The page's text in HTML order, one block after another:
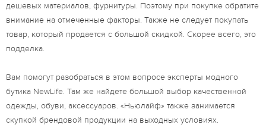
дешевых материалов, фурнитуры. Поэтому при покупке обратите
внимание на отмеченные факторы. Также не следует покупать
товар, который продается с большой скидкой. Скорее всего, это
подделка.
Вам помогут разобраться в этом вопросе эксперты модного
бутика NewLife. Там же найдете большой выбор качественной
одежды, обуви, аксессуаров. «Ньюлайф» также занимается
скупкой брендовой продукции на выходных условиях.